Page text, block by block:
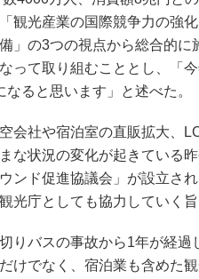
観光産業の国際競争力の強化
」の3つの視点から総合的に
って取り組むこととし、「
ると思います」と述べた。
会社や宿泊室の直販拡大、
な状況の変化が起きている
ンド促進協議会」が設立され
光庁としても協力していく旨
りバスの事故から1年が経過
けでなく、宿泊業も含めた